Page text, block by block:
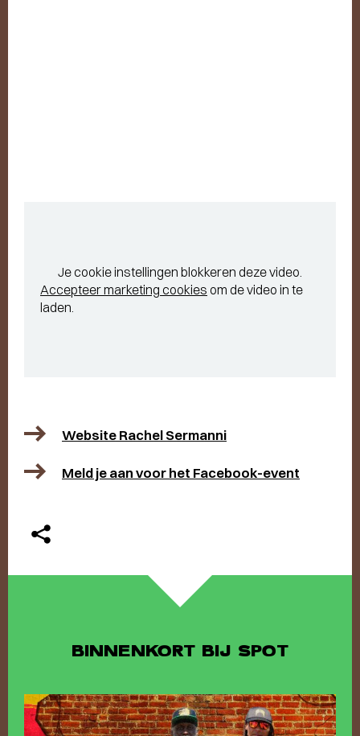
Je cookie instellingen blokkeren deze video.
Accepteer marketing cookies om de video in te
laden.
Website Rachel Sermanni
Meld je aan voor het Facebook-event
BINNENKORT BIJ SPOT